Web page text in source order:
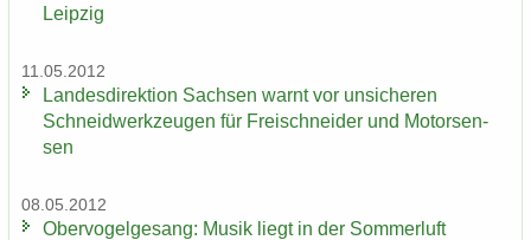
Leip­zig
11.05.2012
Lan­des­di­rek­ti­on Sach­sen warnt vor un­si­che­ren
Schneid­werk­zeu­gen für Frei­schnei­der und Mo­tor­sen­
sen
08.05.2012
Ober­vo­gel­ge­sang: Musik liegt in der Som­mer­luft